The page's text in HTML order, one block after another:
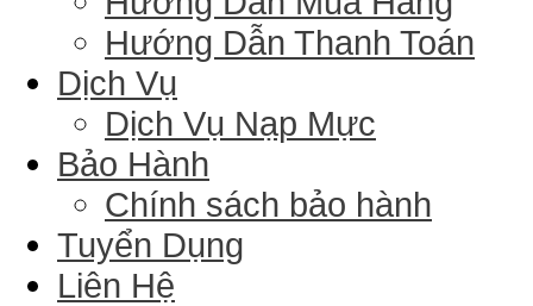
Hướng Dẫn Thanh Toán
Dịch Vụ
Dịch Vụ Nạp Mực
Bảo Hành
Chính sách bảo hành
Tuyển Dụng
Liên Hệ